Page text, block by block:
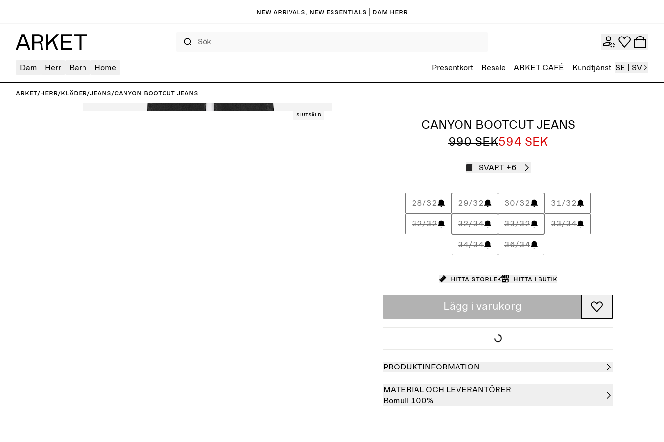
New arrivals, new essentials | Dam Herr
Dam Herr Barn Home Presentkort Resale ARKET CAFÉ Kundtjänst SE | SV
ARKET/Herr/Kläder/Jeans/CANYON Bootcut Jeans
Slutsåld
CANYON BOOTCUT JEANS
990 SEK594 SEK
SVART +6
28/32 29/32 30/32 31/32
32/32 32/34 33/32 33/34
34/34 36/34
Hitta storlek Hitta i butik
Lägg i varukorg
PRODUKTINFORMATION
MATERIAL OCH LEVERANTÖRER
Bomull 100%